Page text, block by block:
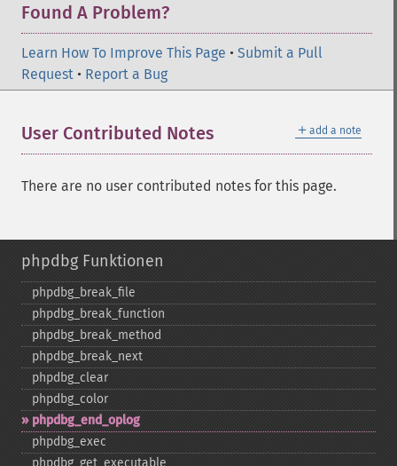
Found A Problem?
Learn How To Improve This Page • Submit a Pull
Request • Report a Bug
＋ add a note
User Contributed Notes
There are no user contributed notes for this page.
phpdbg Funktionen
phpdbg_​break_​file
phpdbg_​break_​function
phpdbg_​break_​method
phpdbg_​break_​next
phpdbg_​clear
phpdbg_​color
phpdbg_​end_​oplog
phpdbg_​exec
phpdbg_​get_​executable